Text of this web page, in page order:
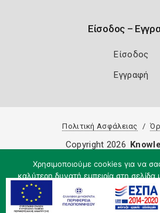
Είσοδος –
Είσοδος
Εγγραφή
Πολιτική Ασφάλειας
Χρησιμοποιούμε cookies για να
καλύτερη δυνατή εμπειρία στη
χρησιμοποιείτε τη σελίδα, θα
ικανοποιημένοι με
Copyright 2026